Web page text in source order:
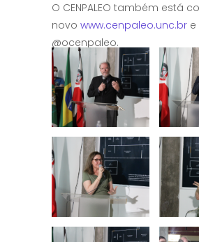
O CENPALEO também está
novo www.cenpaleo.unc.br
@ocenpaleo.